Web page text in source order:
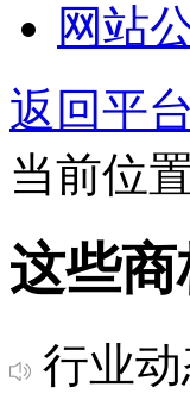
网站
返回平
当前位置
这些
行业